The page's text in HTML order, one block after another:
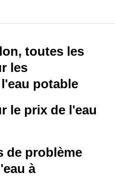
toutes les
les
potable
le prix de l'eau
de problème
à